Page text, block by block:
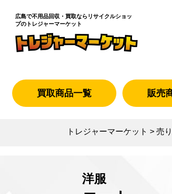
広島で不用品回収・買取なら リサイクルショッ
プのトレジャーマーケット
買取商品一覧 販売
トレジャーマーケット > 売
洋服